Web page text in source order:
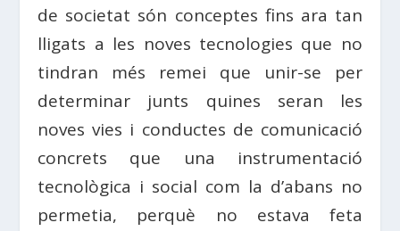
de societat són conceptes fins ara tan
lligats a les noves tecnologies que no
tindran més remei que unir-se per
determinar junts quines seran les
noves vies i conductes de comunicació
concrets que una instrumentació
tecnològica i social com la d’abans no
permetia, perquè no estava feta